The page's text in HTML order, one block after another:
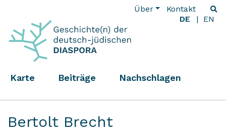
Über
Kontakt
DE
EN
Karte Beiträge Nachschlagen
Bertolt Brecht